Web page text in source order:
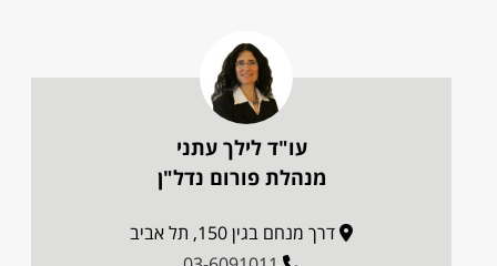
עו"ד לילך עתני
מנהלת פורום נדל"ן
דרך מנחם בגין 150, תל אביב